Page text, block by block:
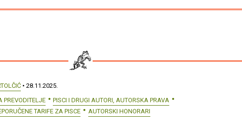
• 28.11.2025.
PREVODITELJE
PISCI I DRUGI AUTORI, AUTORSKA PRAVA
TARIFE ZA PISCE AUTORSKI HONORARI